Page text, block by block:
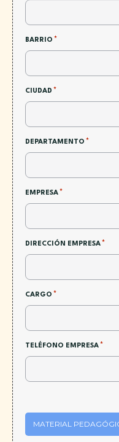
BARRIO *
CIUDAD *
DEPARTAMENTO *
EMPRESA *
DIRECCIÓN EMPRESA *
CARGO *
TELÉFONO EMPRESA *
MATERIAL